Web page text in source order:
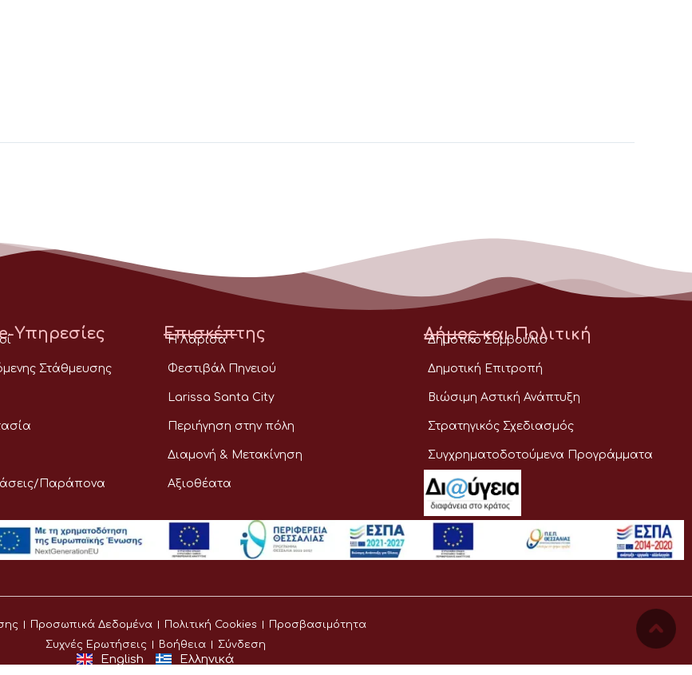
Υπηρεσίες
Στάθμευσης
Παράπονα
Επισκέπτης
Η Λάρισα
Φεστιβάλ Πηνειού
Larissa Santa City
Περιήγηση στην πόλη
Διαμονή & Μετακίνηση
Αξιοθέατα
Δήμος και Πολιτική
Δημοτικό Συμβούλιο
Δημοτική Επιτροπή
Βιώσιμη Αστική Ανάπτυξη
Στρατηγικός Σχεδιασμός
Συγχρηματοδοτούμενα Προγράμματα
Προσωπικά Δεδομένα Πολιτική Cookies
Προσβασιμότητα
Συχνές Ερωτήσεις
Βοήθεια Σύνδεση
English Ελληνικά